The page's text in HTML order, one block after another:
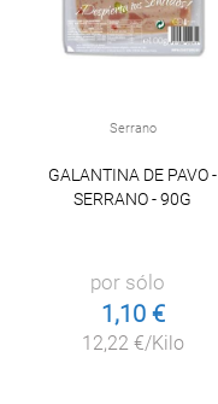
Serrano
GALANTINA DE PAVO -
SERRANO - 90G
por sólo
1,10 €
12,22 €/Kilo